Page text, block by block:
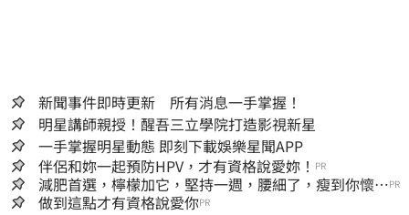
新聞事件即時更新 所有消息一手掌握！
明星講師親授！醒吾三立學院打造影視新星
一手掌握明星動態 即刻下載娛樂星聞APP
伴侶和妳一起預防HPV，才有資格說愛妳！ PR
減肥首選，檸檬加它，堅持一週，腰細了，瘦到你懷疑
人生
PR
做到這點才有資格說愛你PR